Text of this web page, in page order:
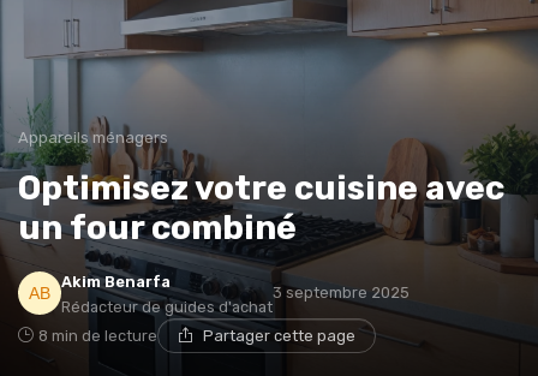
Appareils ménagers
Optimisez votre cuisine avec
un four combiné
Akim Benarfa
Rédacteur de guides d'achat
3 septembre 2025
8 min de lecture Partager cette page